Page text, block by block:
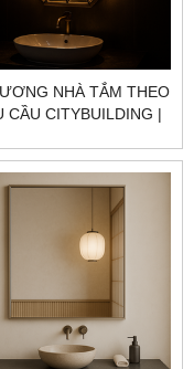
NHÀ TẮM THEO
CẦU CITYBUILDING |
GƯƠNG NHÀ TẮM XÃ